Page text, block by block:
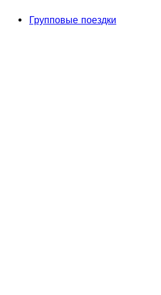
Групповые поездки